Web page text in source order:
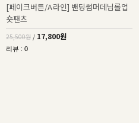
[페이크버튼/A라인] 밴딩썸머데님롤업
숏팬츠
25,500원 / 17,800원
리뷰 : 0